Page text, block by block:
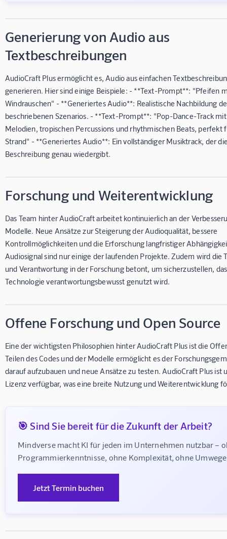
Generierung von Audio aus
Textbeschreibungen
AudioCraft Plus ermöglicht es, Audio aus einfachen
generieren. Hier sind einige Beispiele: - **Text-Prompt**: "Pfeifen
Windrauschen" - **Generiertes Audio**: Realistische Nachbildung
beschriebenen Szenarios. - **Text-Prompt**: "Pop-Dance-Track
Melodien, tropischen Percussions und rhythmischen Beats, perfekt
Strand" - **Generiertes Audio**: Ein vollständiger Musiktrack, der
Beschreibung genau wiedergibt.
Forschung und Weiterentwicklung
Das Team hinter AudioCraft arbeitet kontinuierlich an der
Modelle. Neue Ansätze zur Steigerung der Audioqualität, bessere
Kontrollmöglichkeiten und die Erforschung langfristiger
Audiosignal sind nur einige der laufenden Projekte. Zudem wird die
und Verantwortung in der Forschung betont, um sicherzustellen,
Technologie verantwortungsbewusst genutzt wird.
Offene Forschung und Open Source
Eine der wichtigsten Philosophien hinter AudioCraft Plus ist die
Teilen des Codes und der Modelle ermöglicht es der
darauf aufzubauen und neue Ansätze zu testen. AudioCraft Plus ist
Lizenz verfügbar, was eine breite Nutzung und Weiterentwicklung
🎯 Sind Sie bereit für die Zukunft der Arbeit?
Mindverse macht KI für jeden im Unternehmen nutzbar –
Programmierkenntnisse, ohne Komplexität, ohne
Jetzt Termin buchen